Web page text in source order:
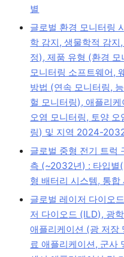
별
글로벌 환경 모니터링
학 감지, 생물학적 감
정), 제품 유형 (환경
모니터링 소프트웨어,
방법 (연속 모니터링,
헐 모니터링), 애플리
오염 모니터링, 토양
링) 및 지역 2024-
글로벌 중형 전기 트럭
측 (~2032년) : 타입별
형 배터리 시스템, 통
글로벌 레이저 다이오
저 다이오드 (ILD), 광
애플리케이션 (광 저장
료 애플리케이션, 군사